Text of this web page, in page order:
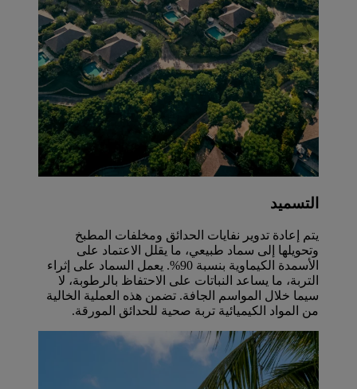
التسميد
يتم إعادة تدوير نفايات الحدائق ومخلفات المطبخ
وتحويلها إلى سماد طبيعي، ما يقلل الاعتماد على
الأسمدة الكيماوية بنسبة 90%. يعمل السماد على إثراء
التربة، ما يساعد النباتات على الاحتفاظ بالرطوبة، لا
سيما خلال المواسم الجافة. تضمن هذه العملية الخالية
من المواد الكيميائية تربة صحية للحدائق المورقة.